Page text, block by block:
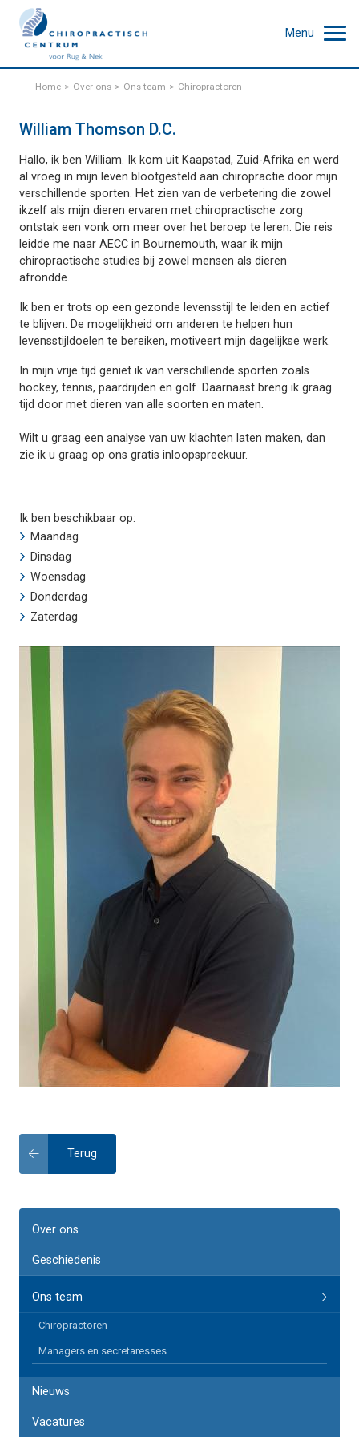
Menu
Home Over ons Ons team Chiropractoren
Over ons
Geschiedenis
Ons team
Chiropractoren
Managers en secretaresses
Nieuws
Vacatures
William Thomson D.C.
Hallo, ik ben William. Ik kom uit Kaapstad, Zuid-Afrika en werd
al vroeg in mijn leven blootgesteld aan chiropractie door mijn
verschillende sporten. Het zien van de verbetering die zowel
ikzelf als mijn dieren ervaren met chiropractische zorg
ontstak een vonk om meer over het beroep te leren. Die reis
leidde me naar AECC in Bournemouth, waar ik mijn
chiropractische studies bij zowel mensen als dieren
afrondde.
Ik ben er trots op een gezonde levensstijl te leiden en actief
te blijven. De mogelijkheid om anderen te helpen hun
levensstijldoelen te bereiken, motiveert mijn dagelijkse werk.
In mijn vrije tijd geniet ik van verschillende sporten zoals
hockey, tennis, paardrijden en golf. Daarnaast breng ik graag
tijd door met dieren van alle soorten en maten.
Wilt u graag een analyse van uw klachten laten maken, dan
zie ik u graag op ons gratis inloopspreekuur.
Ik ben beschikbaar op:
Maandag
Dinsdag
Woensdag
Donderdag
Zaterdag
Terug